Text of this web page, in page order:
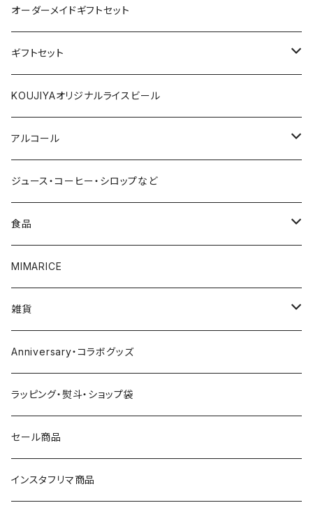
オーダーメイドギフトセット
ギフトセット
1000円～
2000円～
3000円～
4000円～
5000円～
6000円～
7000円～
8000円～
9000円～
10000円～
KOUJIYAオリジナルライスビール
アルコール
赤ワイン
白ワイン
スパークリング
ビール
焼酎
ウイスキー
日本酒
その他
ジュース・コーヒー・シロップなど
食品
調味料
CURRYCURRY
お菓子
その他
おつまみ
MIMARICE
雑貨
お皿
グラス
食器
マグカップ
Anniversary・コラボグッズ
ラッピング・熨斗・ショップ袋
セール商品
インスタフリマ商品